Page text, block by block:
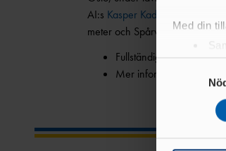
Med din
Ta reda
eller dra
Samtyckesval
AI:s Kasper Kadestål
meter och SpårvägensOliver
Fullständiga startlistor
Mer information om